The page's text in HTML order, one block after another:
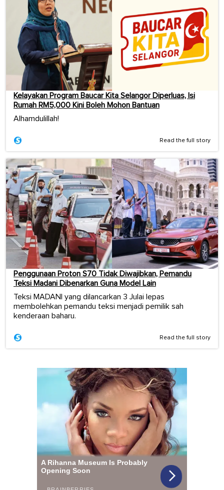
Kelayakan Program Baucar Kita Selangor Diperluas, Isi
Rumah RM5,000 Kini Boleh Mohon Bantuan
Alhamdulillah!
Read the full story
Penggunaan Proton S70 Tidak Diwajibkan, Pemandu
Teksi Madani Dibenarkan Guna Model Lain
Teksi MADANI yang dilancarkan 3 Julai lepas
membolehkan pemandu teksi menjadi pemilik sah
kenderaan baharu.
Read the full story